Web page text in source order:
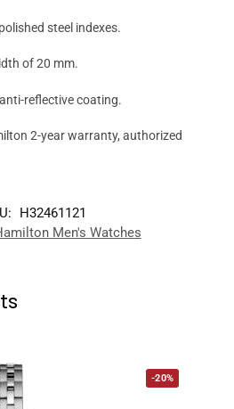
steel indexes.
of 20 mm.
reflective coating.
2-year warranty, authorized
H32461121
Men's Watches
-20%